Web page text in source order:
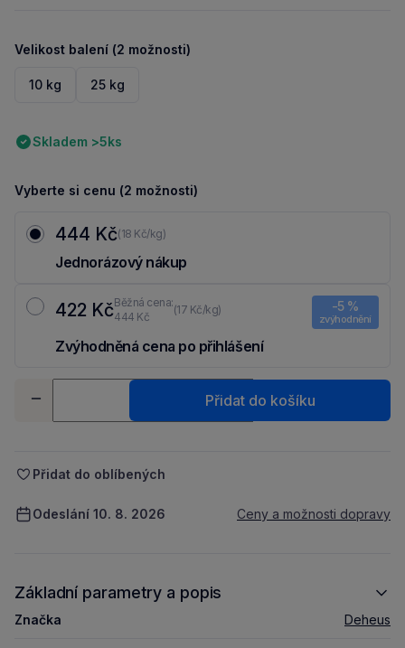
Velikost balení (2 možnosti)
10 kg 25 kg
Skladem >5ks
Vyberte si cenu (2 možnosti)
444 Kč(18 Kč/kg)
Jednorázový nákup
422 KčBěžná cena:
444 Kč
(17 Kč/kg) -5 %
zvýhodnění
Zvýhodněná cena po přihlášení
-
+
Přidat do košíku
Přidat do oblíbených
Odeslání 10. 8. 2026 Ceny a možnosti dopravy
Základní parametry a popis
Značka Deheus